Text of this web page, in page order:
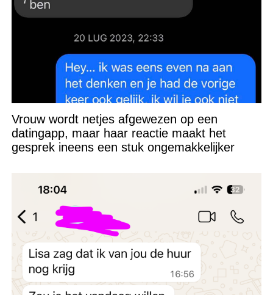
Vrouw wordt netjes afgewezen op een
datingapp, maar haar reactie maakt het
gesprek ineens een stuk ongemakkelijker